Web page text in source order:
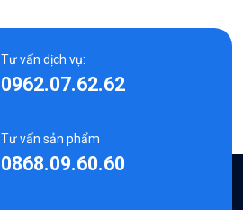
Tư vấn dịch vụ:
0962.07.62.62
Tư vấn sản phẩm
0868.09.60.60